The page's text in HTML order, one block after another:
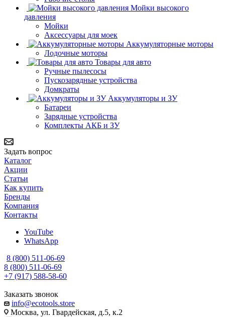
Мойки высокого
давления
Мойки
Аксессуары для моек
Аккумуляторные моторы
Лодочные моторы
Товары для авто
Ручные пылесосы
Пускозарядные устройства
Домкраты
Аккумуляторы и ЗУ
Батареи
Зарядные устройства
Комплекты АКБ и ЗУ
Задать вопрос
Каталог
Акции
Статьи
Как купить
Бренды
Компания
Контакты
YouTube
WhatsApp
8 (800) 511-06-69
8 (800) 511-06-69
+7 (917) 588-58-60
Заказать звонок
info@ecotools.store
Москва, ул. Гвардейская, д.5, к.2